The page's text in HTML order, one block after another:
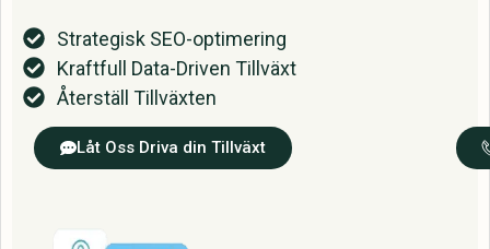
Strategisk SEO-optimering
Kraftfull Data-Driven Tillväxt
Återställ Tillväxten
Låt Oss Driva din Tillväxt